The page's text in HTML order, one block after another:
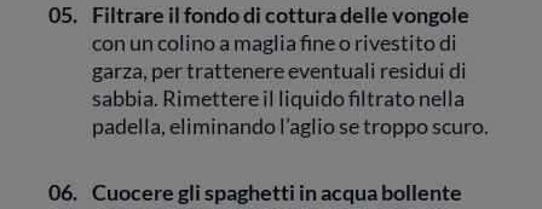
05. Filtrare il fondo di cottura delle vongole
con un colino a maglia fine o rivestito di
garza, per trattenere eventuali residui di
sabbia. Rimettere il liquido filtrato nella
padella, eliminando l’aglio se troppo scuro.
06. Cuocere gli spaghetti in acqua bollente